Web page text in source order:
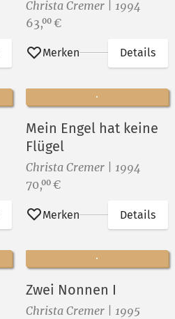
Christa Cremer | 1994
Preis:
63,00 €
Merken Details
Mein Engel hat keine
Flügel
Christa Cremer | 1994
Preis:
70,00 €
Merken Details
Zwei Nonnen I
Christa Cremer | 1995